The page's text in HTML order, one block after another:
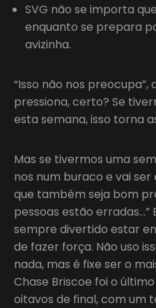
SVG não se importa
enquanto se prepara
avizinha.
“Isso não nos preocupa”,
pressiona, certo? Se
esta semana, isso torna
Mas se tivermos uma
nos num buraco e vai ser
que também seja bom
pessoas estão erradas…”
sempre divertido estar
de fazer força. Não uso
nada, mas é fixe ser o
Chase Briscoe foi o
oitavos de final, com um